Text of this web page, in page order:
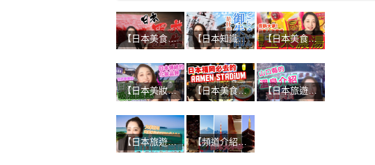
【日本美食】美食家讚不絕口！四大和牛的魅力是什麼？ 【日本知識】參拜神社與寺廟必備！受到日本人喜愛的紀念品！！ 【日本美食】不吃絕對後悔！日本販賣機&便利商店的獨特熱食！
【日本美妝】日本人的美肌秘訣！京都必買化妝品：優佳雅 YOJIYA！！ 【日本美食】當地人大推的博多拉麵！濃厚豚骨湯頭+手工麵的無敵組合 【日本旅遊】山口縣第二彈-超讚溫泉之旅！
【日本旅遊】來自山口縣的SASA！推薦日本的吃喝玩樂 【頻道介紹】初次見面！日本大小事YouTube頻道開始了